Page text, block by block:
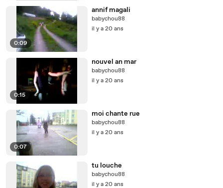
0:09
annif magali
babychou88
il y a 20 ans
0:15
nouvel an mar
babychou88
il y a 20 ans
0:07
moi chante rue
babychou88
il y a 20 ans
tu louche
babychou88
il y a 20 ans